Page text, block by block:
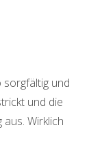
sorgfältig und
und die
Wirklich